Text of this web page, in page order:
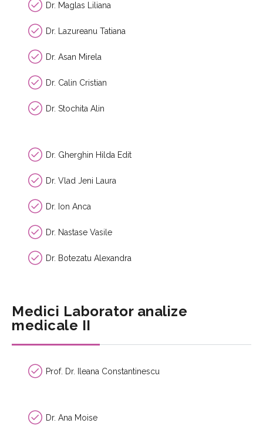
Dr. Maglas Liliana
Dr. Lazureanu Tatiana
Dr. Asan Mirela
Dr. Calin Cristian
Dr. Stochita Alin
Dr. Gherghin Hilda Edit
Dr. Vlad Jeni Laura
Dr. Ion Anca
Dr. Nastase Vasile
Dr. Botezatu Alexandra
Medici Laborator analize
medicale II
Prof. Dr. Ileana Constantinescu
Dr. Ana Moise